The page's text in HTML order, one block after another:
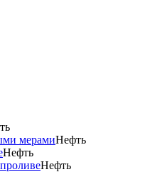
мерамиНефть
Нефть
Нефть